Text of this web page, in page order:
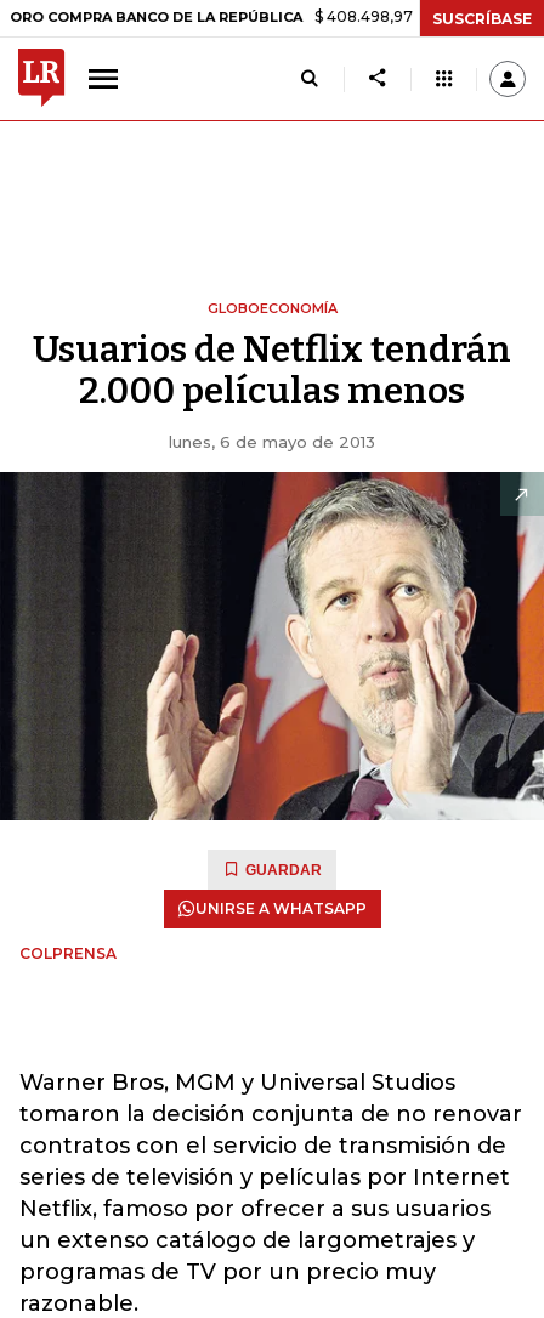
BANCO DE LA REPÚBLICA $ 408.498,97 +$ 8.753,81 +2,19%
SUSCRÍBASE
GLOBOECONOMÍA
Usuarios de Netflix tendrán
2.000 películas menos
lunes, 6 de mayo de 2013
GUARDAR
UNIRSE A WHATSAPP
COLPRENSA
Warner Bros, MGM y Universal Studios
tomaron la decisión conjunta de no renovar
contratos con el servicio de transmisión de
series de televisión y películas por Internet
Netflix, famoso por ofrecer a sus usuarios
un extenso catálogo de largometrajes y
programas de TV por un precio muy
razonable.